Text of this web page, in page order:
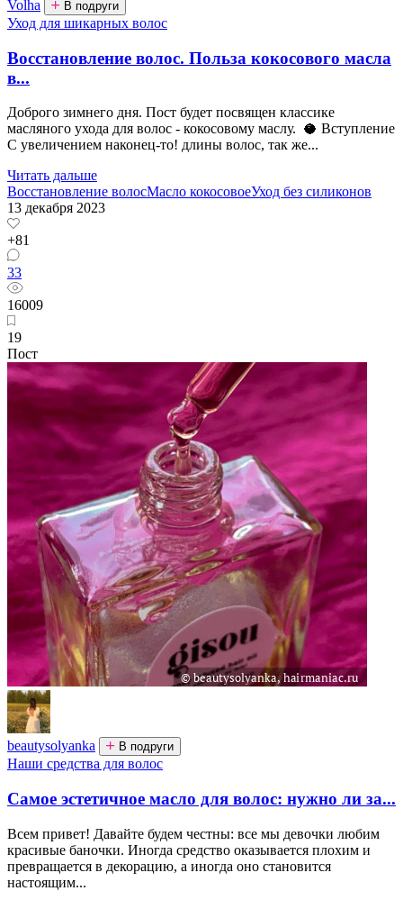
Volha В подруги
Уход для шикарных волос
Восстановление волос. Польза кокосового масла
в...
Доброго зимнего дня. Пост будет посвящен классике
масляного ухода для волос - кокосовому маслу. 🥥 Вступление
С увеличением наконец-то! длины волос, так же...
Читать дальше
Восстановление волосМасло кокосовоеУход без силиконов
13 декабря 2023
+81
33
16009
19
Пост
beautysolyanka В подруги
Наши средства для волос
Самое эстетичное масло для волос: нужно ли за...
Всем привет! Давайте будем честны: все мы девочки любим
красивые баночки. Иногда средство оказывается плохим и
превращается в декорацию, а иногда оно становится
настоящим...